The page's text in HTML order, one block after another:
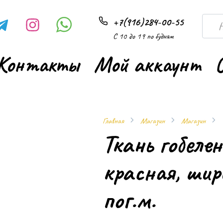
+7(916)284-00-55
С 10 до 19 по будням
Мой аккаунт
Главная Магазин Магазин
Ткань
красная,
пог.м.